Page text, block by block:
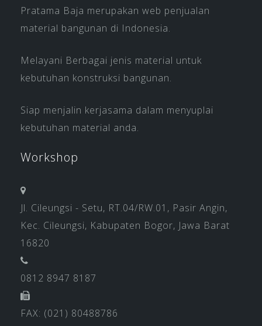
Pratama Baja merupakan web penjualan
material bangunan di Indonesia.
Melayani Berbagai jenis material untuk
kebutuhan konstruksi bangunan.
Siap menjalin kerjasama dalam menyuplai
kebutuhan material anda.
Workshop
Jl. Cileungsi - Setu, RT.04/RW.01, Pasir Angin,
Kec. Cileungsi, Kabupaten Bogor, Jawa Barat
16820
0812 8947 8187
FAX: (021) 80488786